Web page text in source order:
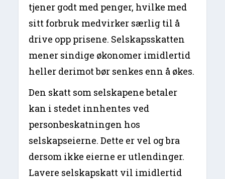
tjener godt med penger, hvilke med
sitt forbruk medvirker særlig til å
drive opp prisene. Selskapsskatten
mener sindige økonomer imidlertid
heller derimot bør senkes enn å økes.
Den skatt som selskapene betaler
kan i stedet innhentes ved
personbeskatningen hos
selskapseierne. Dette er vel og bra
dersom ikke eierne er utlendinger.
Lavere selskapskatt vil imidlertid